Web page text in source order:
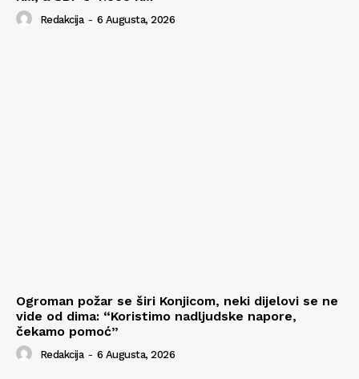
Redakcija - 6 Augusta, 2026
Ogroman požar se širi Konjicom, neki dijelovi se ne
vide od dima: “Koristimo nadljudske napore,
čekamo pomoć”
Redakcija - 6 Augusta, 2026